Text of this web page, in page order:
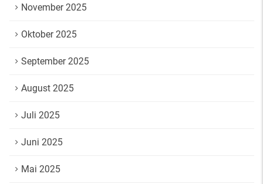
November 2025
Oktober 2025
September 2025
August 2025
Juli 2025
Juni 2025
Mai 2025